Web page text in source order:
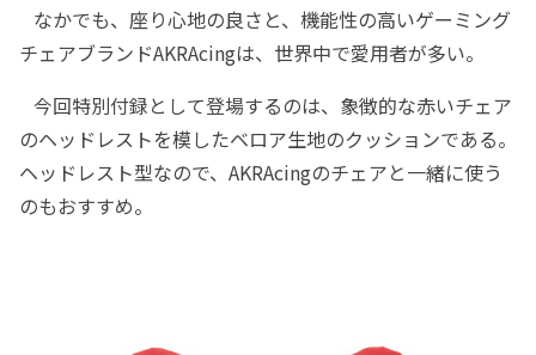
なかでも、座り心地の良さと、機能性の高いゲーミング
チェアブランドAKRAcingは、世界中で愛用者が多い。
今回特別付録として登場するのは、象徴的な赤いチェア
のヘッドレストを模したベロア生地のクッションである。
ヘッドレスト型なので、AKRAcingのチェアと一緒に使う
のもおすすめ。